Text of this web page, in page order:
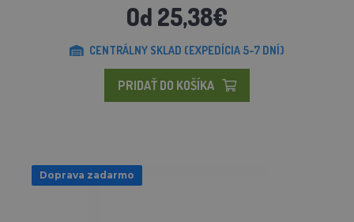
Od 25,38€
CENTRÁLNY SKLAD (EXPEDÍCIA 5-7 DNÍ)
PRIDAŤ DO KOŠÍKA
Doprava zadarmo